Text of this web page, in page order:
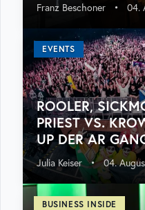
Franz Beschoner • 04.
EVENTS
ROOLER,
PRIEST VS.
UP DER AR
Julia Keiser • 04.
BUSINESS INSIDE